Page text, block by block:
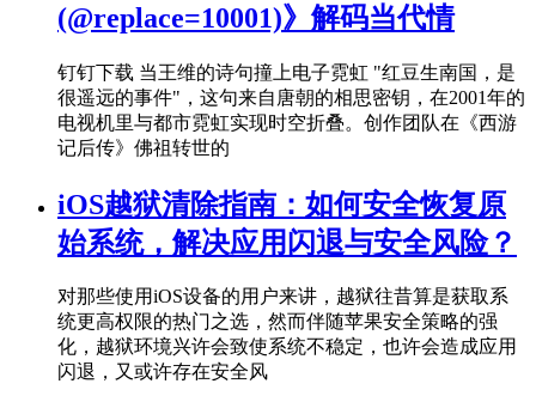
(@replace=10001)》解码当代情
钉钉下载 当王维的诗句撞上电子霓虹 "红豆生南国，是
很遥远的事件"，这句来自唐朝的相思密钥，在2001年的
电视机里与都市霓虹实现时空折叠。创作团队在《西游
记后传》佛祖转世的
iOS越狱清除指南：如何安全恢复原
始系统，解决应用闪退与安全风险？
对那些使用iOS设备的用户来讲，越狱往昔算是获取系
统更高权限的热门之选，然而伴随苹果安全策略的强
化，越狱环境兴许会致使系统不稳定，也许会造成应用
闪退，又或许存在安全风